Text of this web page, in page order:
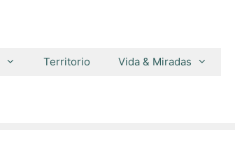
Territorio Vida & Miradas